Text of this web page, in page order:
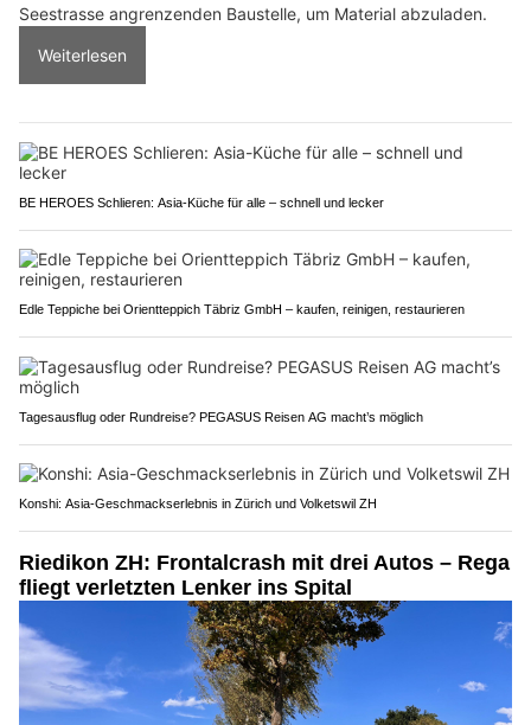
Seestrasse angrenzenden Baustelle, um Material abzuladen.
Weiterlesen
BE HEROES Schlieren: Asia-Küche für alle – schnell und lecker
Edle Teppiche bei Orientteppich Täbriz GmbH – kaufen, reinigen, restaurieren
Tagesausflug oder Rundreise? PEGASUS Reisen AG macht’s möglich
Konshi: Asia-Geschmackserlebnis in Zürich und Volketswil ZH
Riedikon ZH: Frontalcrash mit drei Autos – Rega
fliegt verletzten Lenker ins Spital